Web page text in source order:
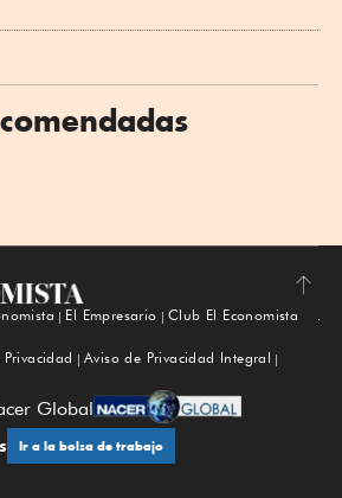
Subir
El Empresario
Club El Economista
Aviso de Privacidad Integral
Global
Ir a la bolsa de trabajo